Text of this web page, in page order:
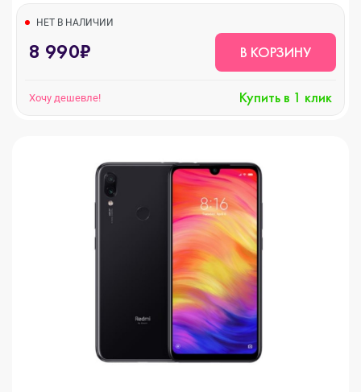
НЕТ В НАЛИЧИИ
8 990₽ В КОРЗИНУ
Хочу дешевле! Купить в 1 клик